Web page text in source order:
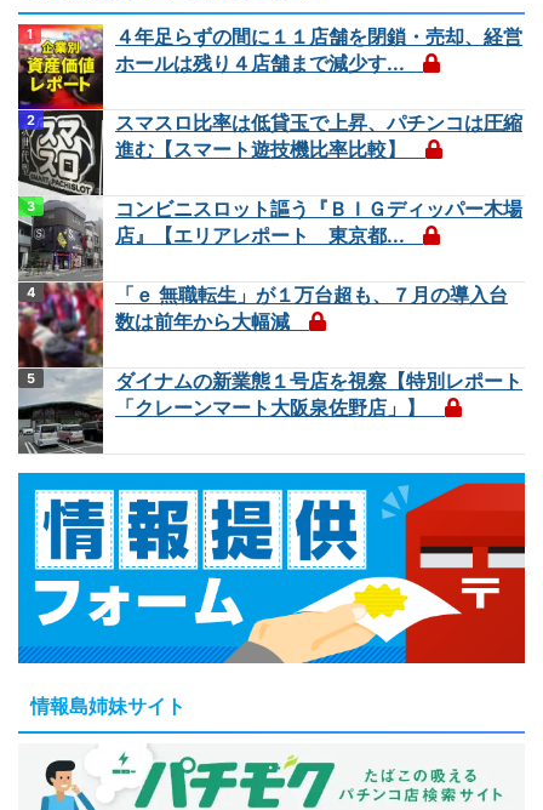
４年足らずの間に１１店舗を閉鎖・売却、経営
ホールは残り４店舗まで減少す...
スマスロ比率は低貸玉で上昇、パチンコは圧縮
進む【スマート遊技機比率比較】
コンビニスロット謳う『ＢＩＧディッパー木場
店』【エリアレポート 東京都...
「ｅ 無職転生」が１万台超も、７月の導入台
数は前年から大幅減
ダイナムの新業態１号店を視察【特別レポート
「クレーンマート大阪泉佐野店」】
情報島姉妹サイト